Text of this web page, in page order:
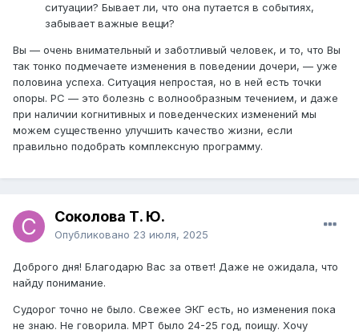
ситуации? Бывает ли, что она путается в событиях,
забывает важные вещи?
Вы — очень внимательный и заботливый человек, и то, что Вы
так тонко подмечаете изменения в поведении дочери, — уже
половина успеха. Ситуация непростая, но в ней есть точки
опоры. РС — это болезнь с волнообразным течением, и даже
при наличии когнитивных и поведенческих изменений мы
можем существенно улучшить качество жизни, если
правильно подобрать комплексную программу.
Соколова Т. Ю.
Опубликовано 23 июля, 2025
Доброго дня! Благодарю Вас за ответ! Даже не ожидала, что
найду понимание.
Судорог точно не было. Свежее ЭКГ есть, но изменения пока
не знаю. Не говорила. МРТ было 24-25 год, поищу. Хочу